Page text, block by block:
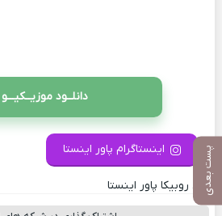
پست بعدی
دانلــود موزیــکیـــو
اینستاگرام پاور اینستا
کانال روبیکا پاور اینستا